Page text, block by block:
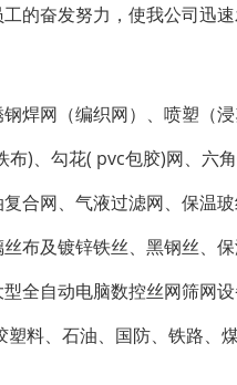
的奋发努力，使我公司迅
焊网（编织网）、喷塑（
)、勾花( pvc包胶)网、六
合网、气液过滤网、保温
布及镀锌铁丝、黑钢丝、
全自动电脑数控丝网筛网
料、石油、国防、铁路、